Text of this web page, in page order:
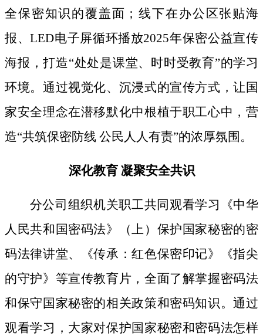
全保密知识的覆盖面；线下在办公区张贴海
报、LED电子屏循环播放2025年保密公益宣传
海报，打造“处处是课堂、时时受教育”的学习
环境。通过视觉化、沉浸式的宣传方式，让国
家安全理念在潜移默化中根植于职工心中，营
造“共筑保密防线 公民人人有责”的浓厚氛围。
深化教育凝聚安全共识
分公司组织机关职工共同观看学习《中华
人民共和国密码法》
（上）保护国家秘密的密
码法律讲堂、
《传承：红色保密印记》《指尖
的守护》等宣传教育片， 全面了解掌握密码法
和保守国家秘密的相关政策和密码知识。通过
观看学习，大家对保护国家秘密和密码法怎样